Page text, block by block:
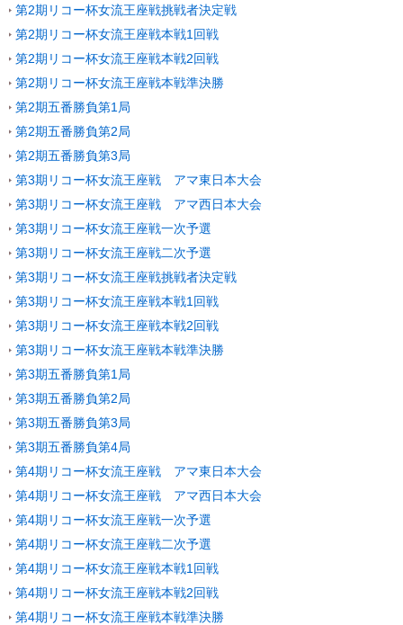
第2期リコー杯女流王座戦挑戦者決定戦
第2期リコー杯女流王座戦本戦1回戦
第2期リコー杯女流王座戦本戦2回戦
第2期リコー杯女流王座戦本戦準決勝
第2期五番勝負第1局
第2期五番勝負第2局
第2期五番勝負第3局
第3期リコー杯女流王座戦 アマ東日本大会
第3期リコー杯女流王座戦 アマ西日本大会
第3期リコー杯女流王座戦一次予選
第3期リコー杯女流王座戦二次予選
第3期リコー杯女流王座戦挑戦者決定戦
第3期リコー杯女流王座戦本戦1回戦
第3期リコー杯女流王座戦本戦2回戦
第3期リコー杯女流王座戦本戦準決勝
第3期五番勝負第1局
第3期五番勝負第2局
第3期五番勝負第3局
第3期五番勝負第4局
第4期リコー杯女流王座戦 アマ東日本大会
第4期リコー杯女流王座戦 アマ西日本大会
第4期リコー杯女流王座戦一次予選
第4期リコー杯女流王座戦二次予選
第4期リコー杯女流王座戦本戦1回戦
第4期リコー杯女流王座戦本戦2回戦
第4期リコー杯女流王座戦本戦準決勝